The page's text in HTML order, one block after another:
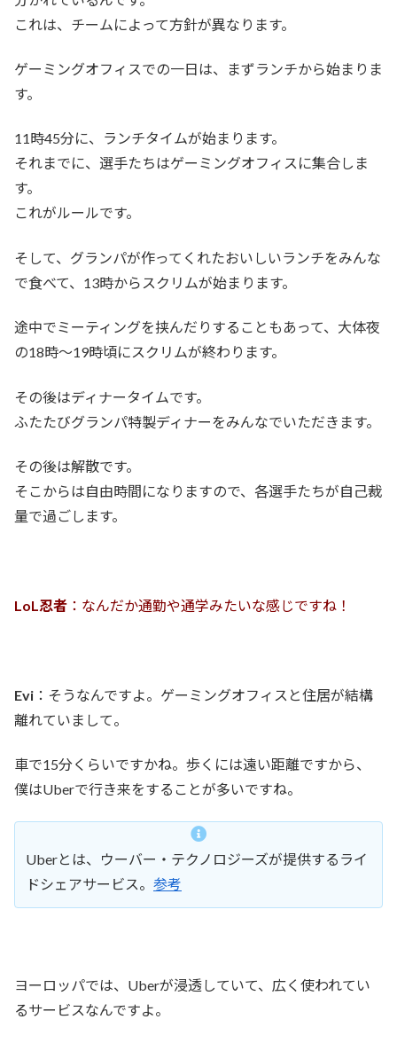
これは、チームによって方針が異なります。
ゲーミングオフィスでの一日は、まずランチから始まりま
す。
11時45分に、ランチタイムが始まります。
それまでに、選手たちはゲーミングオフィスに集合しま
す。
これがルールです。
そして、グランパが作ってくれたおいしいランチをみんな
で食べて、13時からスクリムが始まります。
途中でミーティングを挟んだりすることもあって、大体夜
の18時〜19時頃にスクリムが終わります。
その後はディナータイムです。
ふたたびグランパ特製ディナーをみんなでいただきます。
その後は解散です。
そこからは自由時間になりますので、各選手たちが自己裁
量で過ごします。
LoL忍者 ：なんだか通勤や通学みたいな感じですね！
Evi ：そうなんですよ。ゲーミングオフィスと住居が結構
離れていまして。
車で15分くらいですかね。歩くには遠い距離ですから、
僕はUberで行き来をすることが多いですね。
Uberとは、ウーバー・テクノロジーズが提供するライ
ドシェアサービス。 参考
ヨーロッパでは、Uberが浸透していて、広く使われてい
るサービスなんですよ。